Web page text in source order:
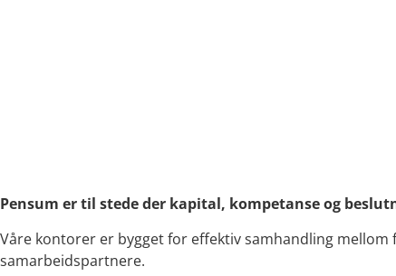
Pensum er til stede der kapital, kompetanse og
Våre kontorer er bygget for effektiv samhandling
samarbeidspartnere.